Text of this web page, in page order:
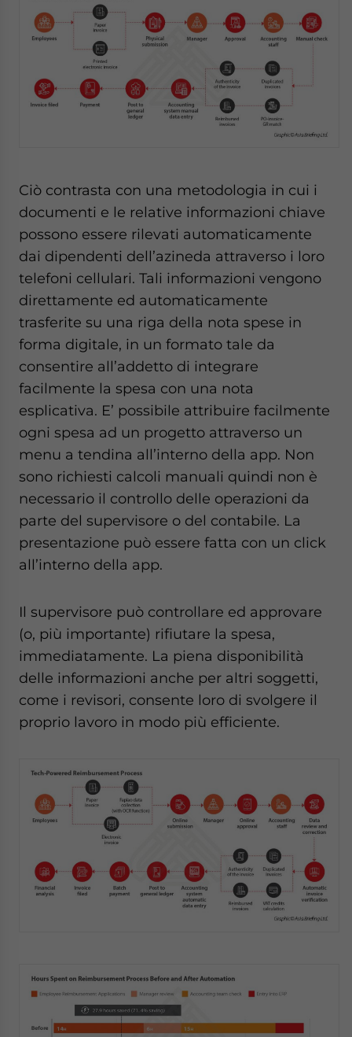
Ciò contrasta con una metodologia in cui i
documenti e le relative informazioni chiave
possono essere rilevati automaticamente
dai dipendenti dell’azineda attraverso i loro
telefoni cellulari. Tali informazioni vengono
direttamente ed automaticamente
trasferite su una riga della nota spese in
forma digitale, in un formato tale da
consentire all’addetto di integrare
facilmente la spesa con una nota
esplicativa. E’ possibile attribuire facilmente
ogni spesa ad un progetto attraverso un
menu a tendina all’interno della app. Non
sono richiesti calcoli manuali quindi non è
necessario il controllo delle operazioni da
parte del supervisore o del contabile. La
presentazione può essere fatta con un click
all’interno della app.
Il supervisore può controllare ed approvare
(o, più importante) rifiutare la spesa,
immediatamente. La piena disponibilità
delle informazioni anche per altri soggetti,
come i revisori, consente loro di svolgere il
proprio lavoro in modo più efficiente.